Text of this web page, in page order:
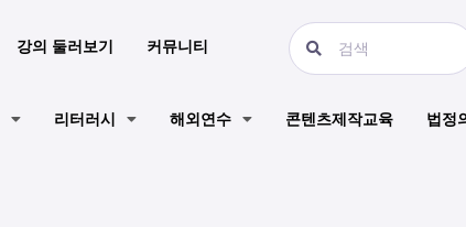
강의 둘러보기 커뮤니티
리터러시 해외연수 콘텐츠제작교육 법정